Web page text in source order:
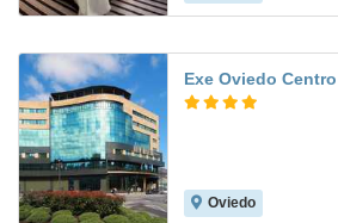
Exe Oviedo Centro
Oviedo